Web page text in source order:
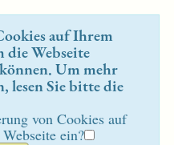
auf Ihrem
die Webseite
Um mehr
lesen Sie bitte die
von Cookies auf
ein?